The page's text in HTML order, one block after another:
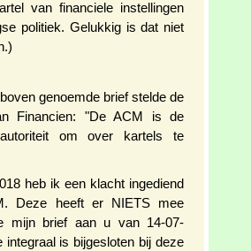
van financiele instellingen
politiek. Gelukkig is dat niet
genoemde brief stelde de
Financien: "De ACM is de
autoriteit om over kartels te
heb ik een klacht ingediend
Deze heeft er NIETS mee
mijn brief aan u van 14-07-
integraal is bijgesloten bij deze